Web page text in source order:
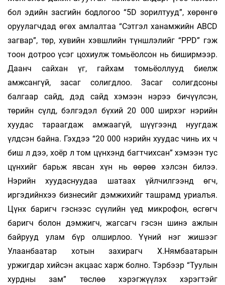
бол эдийн засгийн бодлогоо “5D зорилтууд”, хөрөнгө
оруулагчдад өгөх амлалтаа “Сэтгэл ханамжийн ABCD
загвар”, төр, хувийн хэвшлийн түншлэлийг “PPD” гэж
тоон дотроо үсэг цохиулж томьёолсон нь биширмээр.
Даанч сайхан үг, гайхам томьёоллууд биелж
амжсангүй, засаг солигдлоо. Засаг солигдсоны
балгаар сайд, дэд сайд хэмээн нэрээ бичүүлсэн,
төрийн сүлд, бэлгэдэл бүхий 20 000 ширхэг нэрийн
хуудас тараагдаж амжаагүй, шүүгээнд нуугдаж
үлдсэн байна. Гэхдээ “20 000 нэрийн хуудас чинь их ч
биш л дээ, хоёр л том цүнхэнд багтчихсан” хэмээн тус
цүнхийг барьж явсан хүн нь өөрөө хэлсэн билээ.
Нэрийн хуудаснуудаа шатаах үйлчилгээнд өгч,
иргэдийнхээ бизнесийг дэмжихийг ташрамд уриалъя.
Цүнх баригч гэснээс сүүлийн үед микрофон, өсгөгч
баригч болон дэмжигч, жагсагч гэсэн шинэ ажлын
байрууд улам бүр олширлоо. Үүний нэг жишээг
Улаанбаатар хотын захирагч Х.Нямбаатарын
уржигдар хийсэн акцаас харж болно. Тэрбээр “Туулын
хурдны зам” төслөө хэрэгжүүлэх хэрэгтэйг